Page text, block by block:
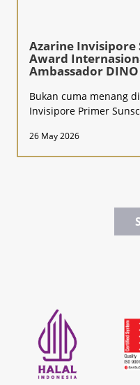
Azarine Invisipore
Award
Ambassador DINO
Bukan cuma menang
Invisipore Primer
26 May 2026